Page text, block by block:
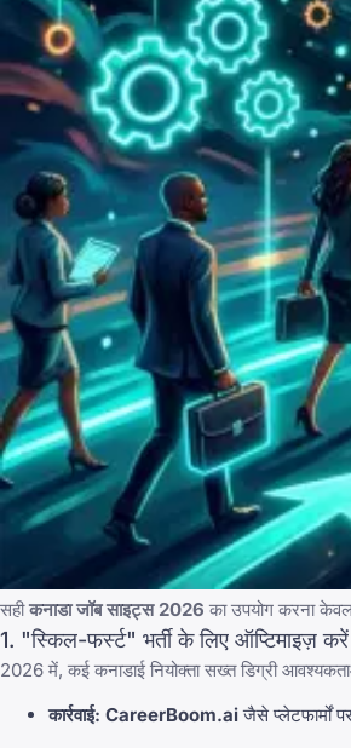
सहीकनाडा जॉब साइट्स 2026 का उपयोग करना
1. "स्किल-फर्स्ट" भर्ती के लिए ऑप्टिमाइज़ करें
2026 में, कई कनाडाई नियोक्ता सख्त डिग्री
कार्रवाई: CareerBoom.aiजैसे प्लेटफार्मों